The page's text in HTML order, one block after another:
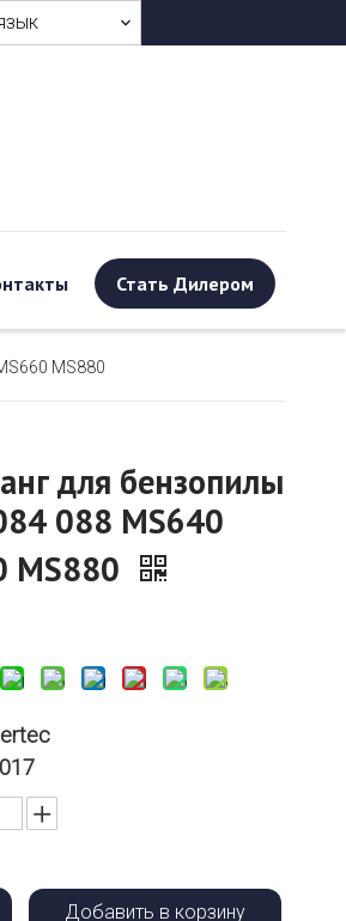
Стать Дилером
MS880
для бензопилы
088 MS640
MS880
Добавить в корзину